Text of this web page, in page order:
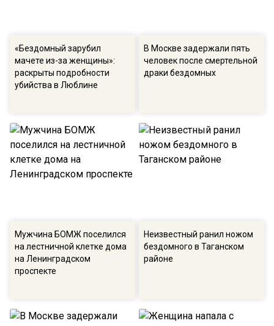
«Бездомный зарубил
мачете из-за женщины»:
раскрыты подробности
убийства в Люблине
В Москве задержали пять
человек после смертельной
драки бездомных
Мужчина БОМЖ поселился
на лестничной клетке дома
на Ленинградском
проспекте
Неизвестный ранил ножом
бездомного в Таганском
районе